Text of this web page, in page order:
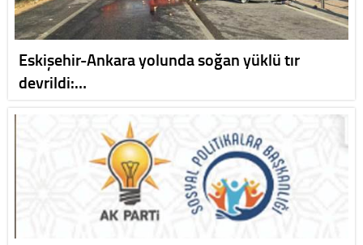
Eskişehir-Ankara yolunda soğan yüklü tır
devrildi:…